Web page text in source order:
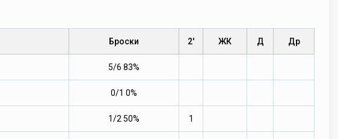
Броски 2' ЖК Д Др
5/6 83%
0/1 0%
1/2 50% 1